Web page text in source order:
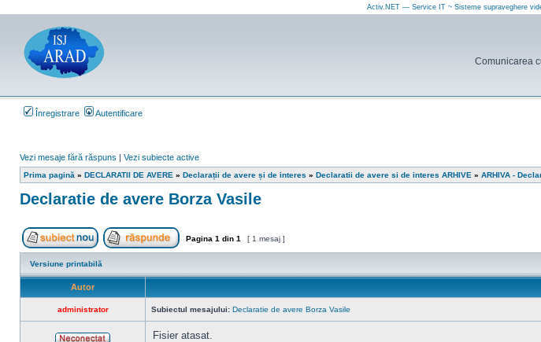
Activ.NET — Service IT ~ Sisteme supraveghere
Comunicarea
Înregistrare Autentificare
Vezi mesaje fără răspuns | Vezi subiecte active
Prima pagină » DECLARATII DE AVERE » Declarații de avere și de interes » Declaratii de avere si de interes ARHIVE » ARHIVA -
Declaratie de avere Borza Vasile
Scrie un subiect nou Răspunde la subiect
Pagina 1 din 1 [ 1 mesaj ]
Versiune printabilă
Autor
administrator Subiectul mesajului: Declaratie de avere Borza Vasile
Fisier atasat.